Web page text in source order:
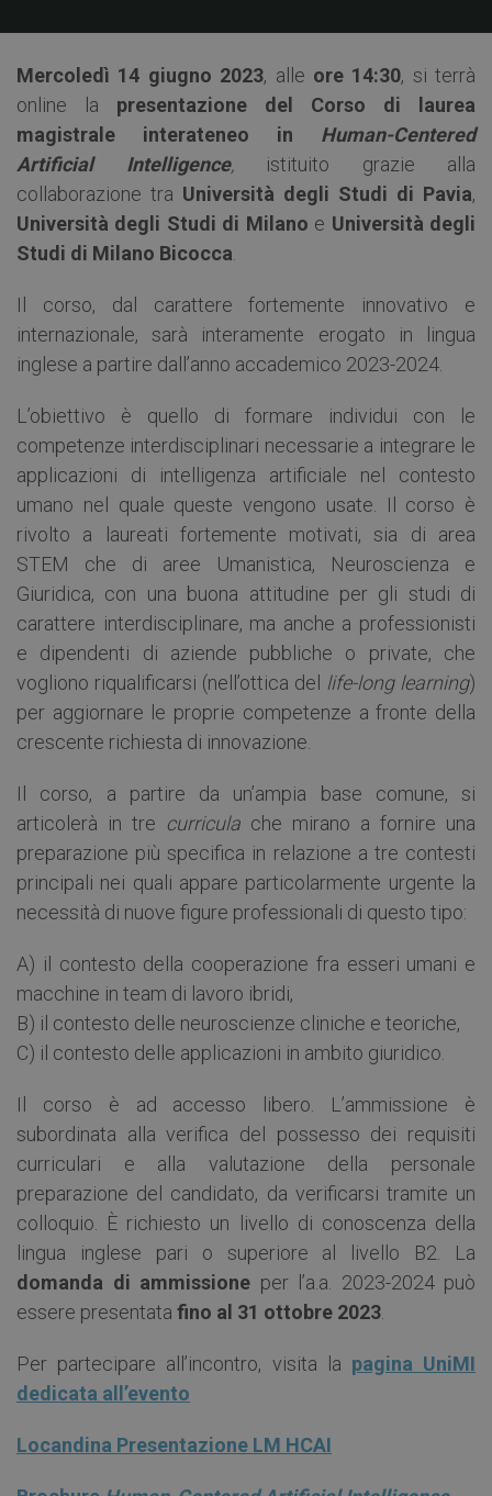
Mercoledì 14 giugno 2023, alle ore 14:30, si terrà
online la presentazione del
Corso di laurea
magistrale interateneo in Human-Centered
Artificial Intelligence,istituito grazie alla
collaborazione tra Università degli Studi di Pavia,
Università degli Studi di Milano e Università degli
Studi di Milano Bicocca
Il corso, dal carattere fortemente innovativo e
internazionale, sarà interamente erogato in lingua
inglese a partire dall’anno accademico 2023-2024.
L’obiettivo è quello di formare individui con le
competenze interdisciplinari necessarie a integrare le
applicazioni di intelligenza artificiale nel contesto
umano nel quale queste vengono usate. Il corso è
rivolto a laureati fortemente motivati, sia di area
STEM che di aree Umanistica, Neuroscienza e
Giuridica, con una buona attitudine per gli studi di
carattere interdisciplinare, ma anche a professionisti
e dipendenti di aziende pubbliche o private, che
vogliono riqualificarsi (nell’ottica del life-long learning)
per aggiornare le proprie competenze a fronte della
crescente richiesta di innovazione.
Il corso, a partire da un’ampia base comune, si
articolerà in tre curricula che mirano a fornire una
preparazione più specifica in relazione a tre contesti
principali nei quali appare particolarmente urgente la
necessità di nuove figure professionali di questo tipo:
A) il contesto della cooperazione fra esseri umani e
macchine in team di lavoro ibridi,
B) il contesto delle neuroscienze cliniche e teoriche,
C) il contesto delle applicazioni in ambito giuridico.
Il corso è ad accesso libero. L’ammissione è
subordinata alla verifica del possesso dei requisiti
curriculari e alla valutazione della personale
preparazione del candidato, da verificarsi tramite un
colloquio. È richiesto un livello di conoscenza della
lingua inglese pari o superiore al livello B2. La
domanda di ammissione per l’a.a. 2023-2024 può
essere presentata fino al 31 ottobre 2023
Per partecipare all’incontro, visita la pagina UniMI
dedicata all’evento
Locandina Presentazione LM HCAI